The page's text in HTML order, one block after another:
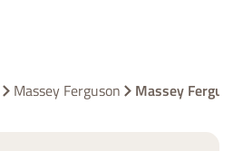
Massey Ferguson Massey